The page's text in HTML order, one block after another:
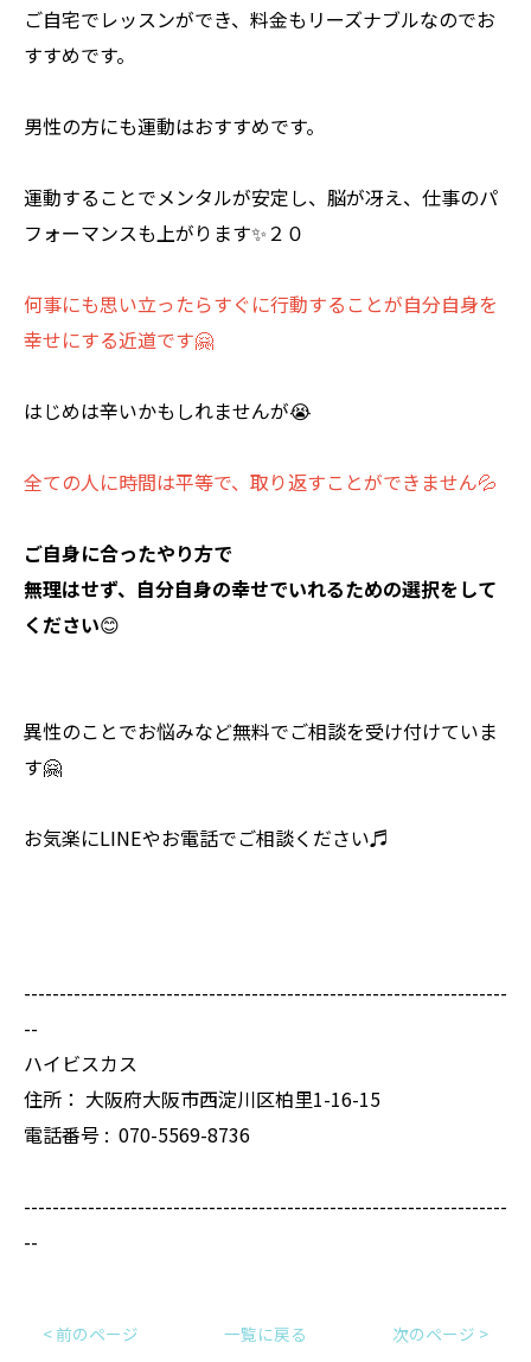
ご自宅でレッスンができ、料金もリーズナブルなのでお
すすめです。
男性の方にも運動はおすすめです。
運動することでメンタルが安定し、脳が冴え、仕事のパ
フォーマンスも上がります✨２０
何事にも思い立ったらすぐに行動することが自分自身を
幸せにする近道です🤗
はじめは辛いかもしれませんが😭
全ての人に時間は平等で、取り返すことができません💦
ご自身に合ったやり方で
無理はせず、自分自身の幸せでいれるための選択をして
ください😊
異性のことでお悩みなど無料でご相談を受け付けていま
す🤗
お気楽にLINEやお電話でご相談ください♬
--------------------------------------------------------------------
--
ハイビスカス
住所： 大阪府大阪市西淀川区柏里1-16-15
電話番号 : 070-5569-8736
--------------------------------------------------------------------
--
< 前のページ 一覧に戻る 次のページ >